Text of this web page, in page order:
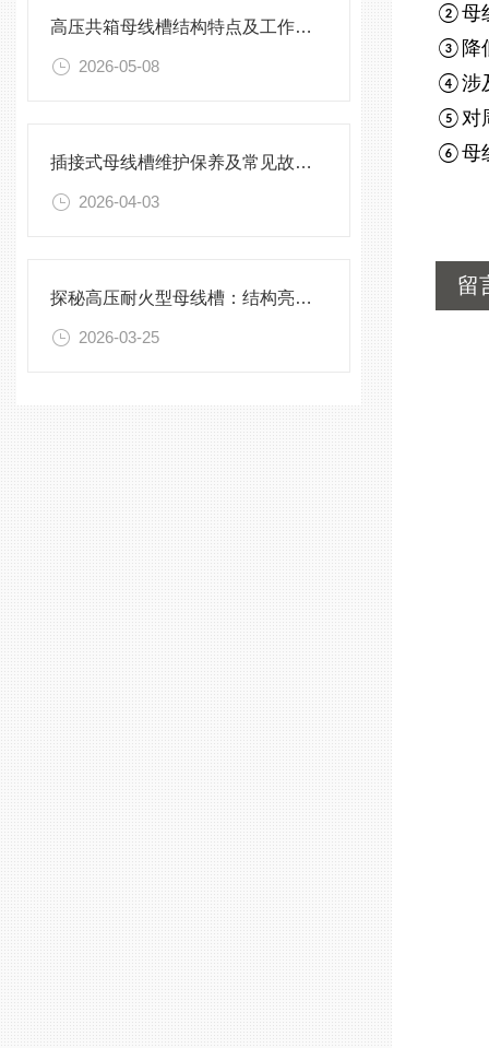
高压共箱母线槽结构特点及工作原理
2026-05-08
插接式母线槽维护保养及常见故障处理指南
2026-04-03
探秘高压耐火型母线槽：结构亮点与实用效能
2026-03-25
②母
③ 降
④涉
⑤对
⑥母
留